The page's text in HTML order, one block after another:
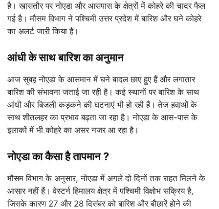
है। खासतौर पर नोएडा और आसपास के क्षेत्रों में कोहरे की चादर फैल
गई है। मौसम विभाग ने पश्चिमी उत्तर प्रदेश में बारिश और घने कोहरे
का अलर्ट जारी किया है।
आंधी के साथ बारिश का अनुमान
आज सुबह नोएडा के आसमान में घने बादल छाए हुए हैं और लगातार
बारिश की संभावना जताई जा रही है। कई स्थानों पर बारिश के साथ
आंधी और बिजली कड़कने की घटनाएं भी हो रही हैं। तेज हवाओं के
साथ शीतलहर का प्रभाव बढ़ता जा रहा है। नोएडा के आस-पास के
इलाकों में भी कोहरे का असर नजर आ रहा है।
नोएडा का कैसा है तापमान ?
मौसम विभाग के अनुसार, नोएडा में अगले दो दिनों तक राहत मिलने के
आसार नहीं हैं। वेस्टर्न हिमालय क्षेत्र में पश्चिमी विक्षोभ सक्रिय है,
जिसके कारण 27 और 28 दिसंबर को बारिश और बौछारें होने की